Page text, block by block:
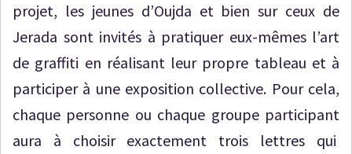
projet, les jeunes d’Oujda et bien sur ceux de
Jerada sont invités à pratiquer eux-mêmes l’art
de graffiti en réalisant leur propre tableau et à
participer à une exposition collective. Pour cela,
chaque personne ou chaque groupe participant
aura à choisir exactement trois lettres qui